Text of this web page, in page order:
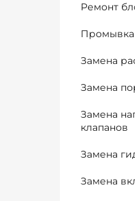
Ремонт
Промывка
Замена
Замена
Замена
клапанов
Замена
Замена